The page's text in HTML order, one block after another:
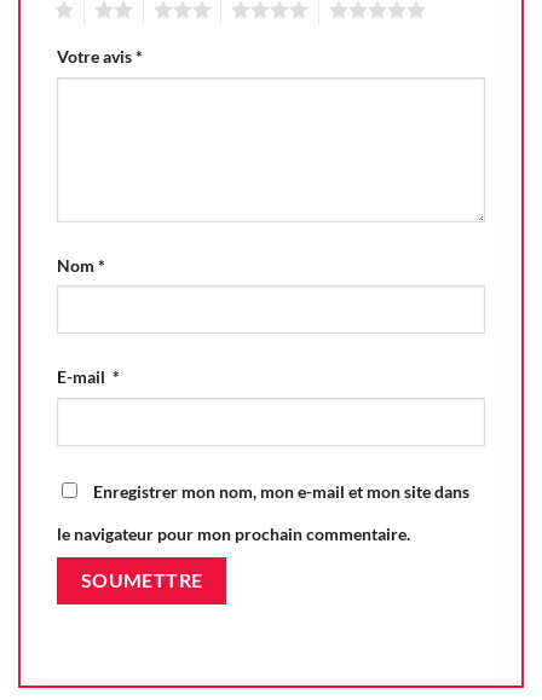
Votre avis*
Nom *
E-mail *
Enregistrer mon nom, mon e-mail et mon site dans
le navigateur pour mon prochain commentaire.